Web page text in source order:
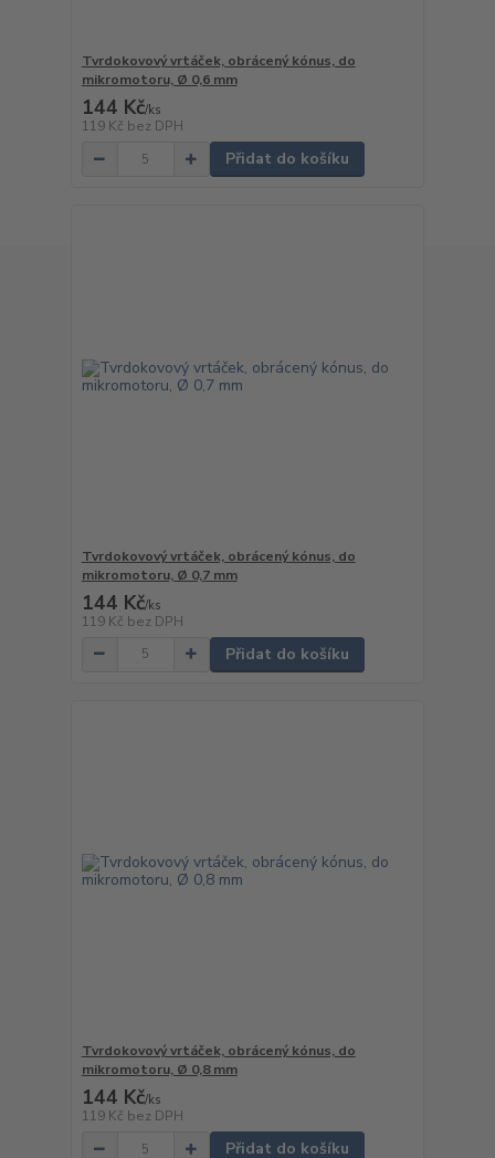
Tvrdokovový vrtáček, obrácený kónus, do
mikromotoru, Ø 0,6 mm
144 Kč/ks
119 Kč bez DPH
Přidat do košíku
Tvrdokovový vrtáček, obrácený kónus, do
mikromotoru, Ø 0,7 mm
144 Kč/ks
119 Kč bez DPH
Přidat do košíku
Tvrdokovový vrtáček, obrácený kónus, do
mikromotoru, Ø 0,8 mm
144 Kč/ks
119 Kč bez DPH
Přidat do košíku